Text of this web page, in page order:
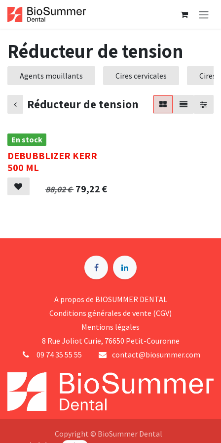
Se rendre au contenu
Réducteur de tension
Agents mouillants Cires cervicales Cires
Réducteur de tension
En stock
DEBUBBLIZER KERR
500 ML
88,02€ 79,22€
A p​ropos de BIOSUMMER DENTAL
Conditions générales d​e vente (CGV)
Mentions légales
8 Rue Jol​iot Curie, 76650 Petit-Couronne
09 74 35 55 55
contact@biosummer.com
Copyright © BioSummer Dental